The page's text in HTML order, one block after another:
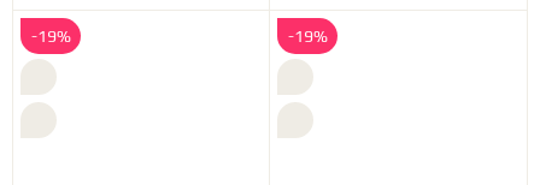
-19% -19%